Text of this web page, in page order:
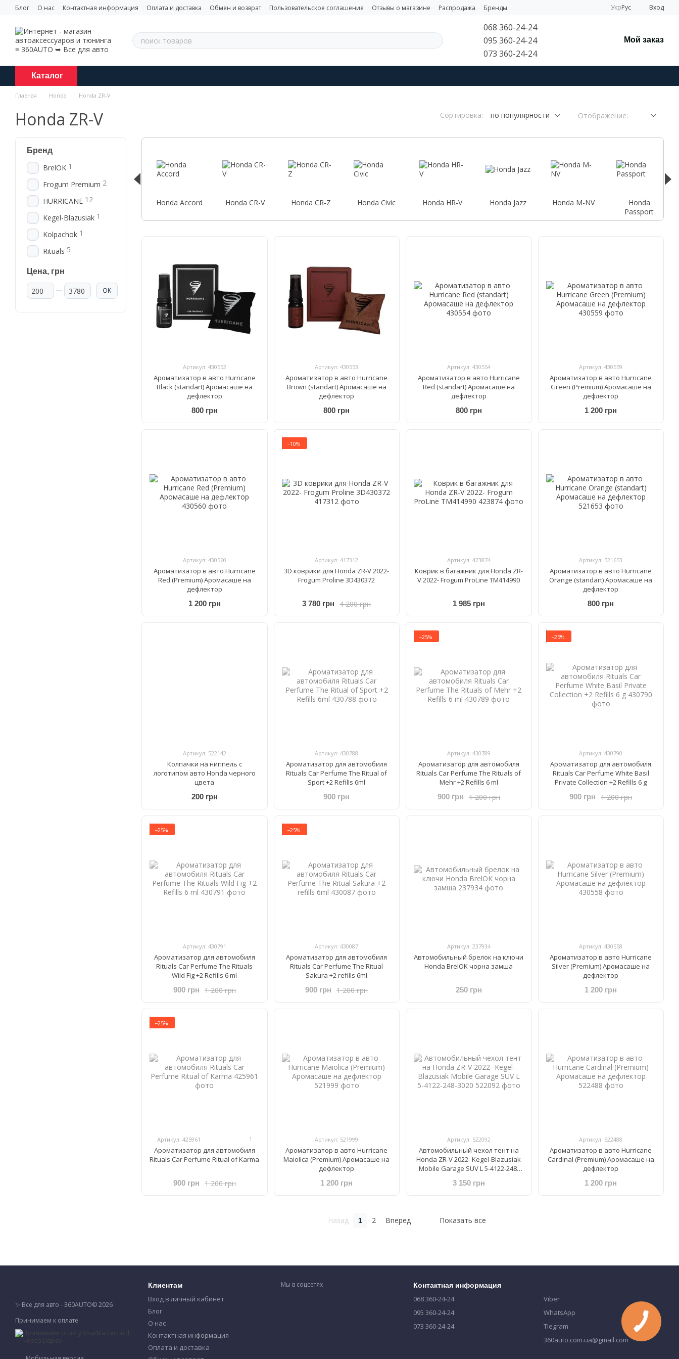
Перейти к основному контенту
Блог О нас Контактная информация Оплата и доставка Обмен и возврат Пользовательское соглашение Отзывы о магазине Распродажа Бренды УкрРус Вход
068 360-24-24
095 360-24-24
073 360-24-24
Мой заказ
Каталог
Главная Honda Honda ZR-V
Honda ZR-V Сортировка: по популярности Отображение:
Honda Accord Honda CR-V Honda CR-Z Honda Civic Honda HR-V Honda Jazz Honda M-NV
Honda
Passport
Артикул: 430552
Ароматизатор в авто Hurricane
Black (standart) Аромасаше на
дефлектор
800 грн
Артикул: 430553
Ароматизатор в авто Hurricane
Brown (standart) Аромасаше на
дефлектор
800 грн
Артикул: 430554
Ароматизатор в авто Hurricane
Red (standart) Аромасаше на
дефлектор
800 грн
Артикул: 430559
Ароматизатор в авто Hurricane
Green (Premium) Аромасаше на
дефлектор
1 200 грн
Артикул: 430560
Ароматизатор в авто Hurricane
Red (Premium) Аромасаше на
дефлектор
1 200 грн
−10%
Артикул: 417312
3D коврики для Honda ZR-V 2022-
Frogum Proline 3D430372
4 200 грн
3 780 грн
Артикул: 423874
Коврик в багажник для Honda ZR-
V 2022- Frogum ProLine TM414990
1 985 грн
Артикул: 521653
Ароматизатор в авто Hurricane
Orange (standart) Аромасаше на
дефлектор
800 грн
Артикул: 522142
Колпачки на ниппель с
логотипом авто Honda черного
цвета
200 грн
Артикул: 430788
Ароматизатор для автомобиля
Rituals Car Perfume The Ritual of
Sport +2 Refills 6ml
900 грн
−25%
Артикул: 430789
Ароматизатор для автомобиля
Rituals ​Car Perfume The Rituals of
Mehr +2 Refills 6 ml
1 200 грн
900 грн
−25%
Артикул: 430790
Ароматизатор для автомобиля
Rituals ​Car Perfume ​White Basil
Private Collection +2 Refills 6 g
1 200 грн
900 грн
−25%
Артикул: 430791
Ароматизатор для автомобиля
Rituals ​Car Perfume The Rituals
Wild Fig +2 Refills 6 ml
1 200 грн
900 грн
−25%
Артикул: 430087
Ароматизатор для автомобиля
Rituals ​Car Perfume The Ritual
Sakura +2 refills 6ml
1 200 грн
900 грн
Артикул: 237934
Автомобильный брелок на ключи
Honda BrelOK чорна замша
250 грн
Артикул: 430558
Ароматизатор в авто Hurricane
Silver (Premium) Аромасаше на
дефлектор
1 200 грн
−25%
Артикул: 425961 1
Ароматизатор для автомобиля
Rituals Car Perfume Ritual of Karma
1 200 грн
900 грн
Артикул: 521999
Ароматизатор в авто Hurricane
Maiolica (Premium) Аромасаше на
дефлектор
1 200 грн
Артикул: 522092
Автомобильный чехол тент на
Honda ZR-V 2022- Kegel-Blazusiak
Mobile Garage SUV L 5-4122-248-
3 150 грн
Артикул: 522488
Ароматизатор в авто Hurricane
Cardinal (Premium) Аромасаше на
дефлектор
1 200 грн
Назад 1 2 Вперед Показать все
Бренд
BrelOK 1
Frogum Premium 2
HURRICANE 12
Kegel-Blazusiak 1
Kolpachok 1
Rituals 5
Цена, грн
От Цена, грн
До Цена, грн OK
✨ Все для авто - 360AUTO© 2026
Принимаем к оплате
Клиентам
Вход в личный кабинет
Блог
О нас
Контактная информация
Оплата и доставка
Мы в соцсетях Контактная информация
068 360-24-24
095 360-24-24
073 360-24-24
Viber
WhatsApp
Tlegram
360auto.com.ua@gmail.com